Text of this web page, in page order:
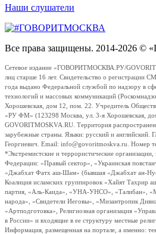
Наши слушатели
Все права защищены. 2014-2026 ©
Сетевое издание «ГОВОРИТМОСКВА.РУ/
лиц старше 16 лет. Свидетельство о
года выдано Федеральной службой по надзору в
технологий и массовых коммуникаций
Хорошевская, дом 12, пом. 22. Учредитель
«РУ ФМ» (123298 Москва, ул. 3-я Хорошевская,
GOVORITMOSKVA.RU. Территория
зарубежные страны. Языки: русский и английский.
Георгиевич. Email: info@govoritmoskva.ru. Номер
*Экстремистские и террористические
Федерации: «Правый сектор», «Украинская
«Джабхат Фатх аш-Шам» (бывшая «Джабхат ан-
Коалиция исламских группировок «Хайят Тахрир
партия, «Аль-Каида», «УНА-УНСО», «Талибан»,
народа», «Свидетели Иеговы», «Мизантропик
«Артподготовка», Религиозная организация
в России» и входящие в ее структуру местные
Информация, размещенная на портале, а именно: